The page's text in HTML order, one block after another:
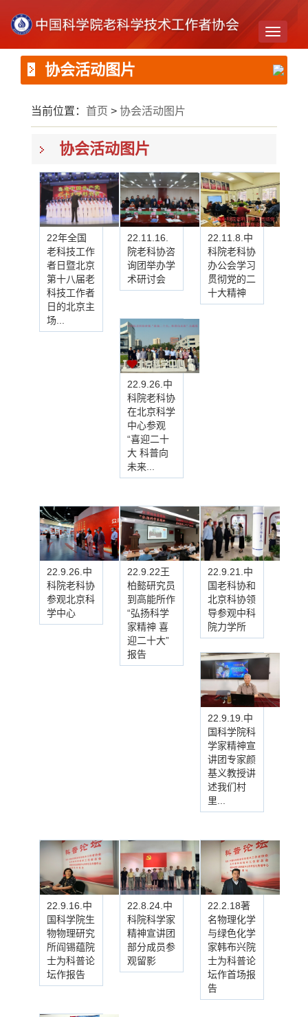
Toggle
协会活动图片
当前位置： 首页 > 协会活动图片
协会活动图片
22年全国
老科技工作
者日暨北京
第十八届老
科技工作者
日的北京主
场...
22.11.16.
院老科协咨
询团举办学
术研讨会
22.11.8.中
科院老科协
办公会学习
贯彻党的二
十大精神
22.9.26.中
科院老科协
在北京科学
中心参观
“喜迎二十
大 科普向
未来...
22.9.26.中
科院老科协
参观北京科
学中心
22.9.22王
柏懿研究员
到高能所作
“弘扬科学
家精神 喜
迎二十大”
报告
22.9.21.中
国老科协和
北京科协领
导参观中科
院力学所
22.9.19.中
国科学院科
学家精神宣
讲团专家颜
基义教授讲
述我们村
里...
22.9.16.中
国科学院生
物物理研究
所阎锡蕴院
士为科普论
坛作报告
22.8.24.中
科院科学家
精神宣讲团
部分成员参
观留影
22.2.18著
名物理化学
与绿色化学
家韩布兴院
士为科普论
坛作首场报
告